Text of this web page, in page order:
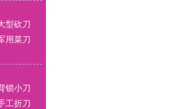
型砍刀
用菜刀
锁小刀
工折刀